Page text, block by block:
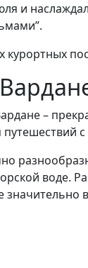
и
–
воде.
значительно